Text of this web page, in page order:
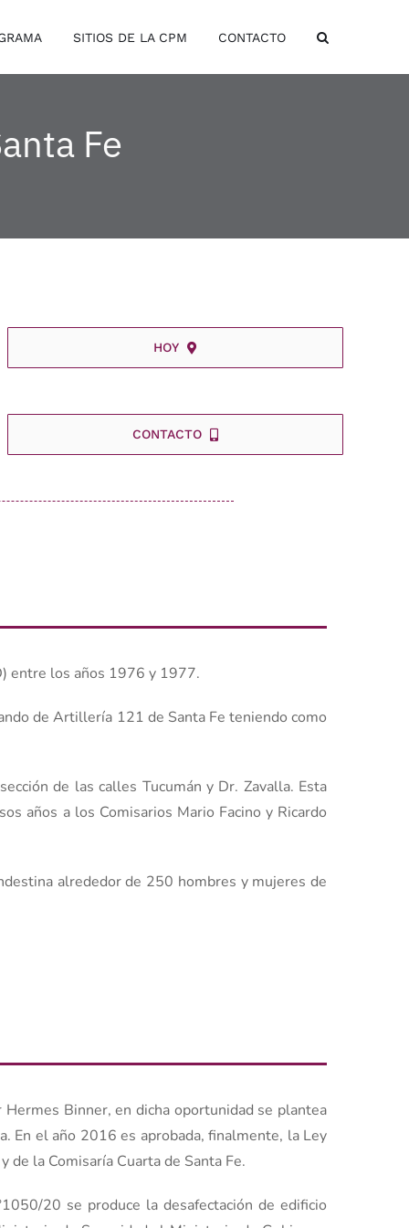
SITIOS DE LA CPM CONTACTO
Fe
HOY
CONTACTO
entre los años 1976 y 1977.
de Artillería 121 de Santa Fe teniendo como
de las calles Tucumán y Dr. Zavalla. Esta
años a los Comisarios Mario Facino y Ricardo
alrededor de 250 hombres y mujeres de
Binner, en dicha oportunidad se plantea
En el año 2016 es aprobada, finalmente, la Ley
la Comisaría Cuarta de Santa Fe.
20 se produce la desafectación de edificio